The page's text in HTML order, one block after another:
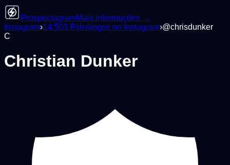
ProspectagramMais informações →
Instagram›14.503 Psicólogos no Instagram›@chrisdunker
C
Christian Dunker